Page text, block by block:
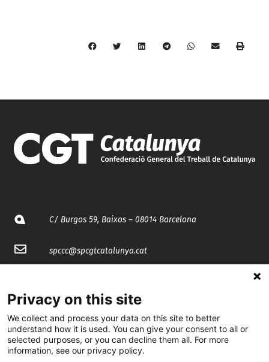
C/ Burgos 59, Baixos – 08014 Barcelona
spccc@spcgtcatalunya.cat
@CGTCatalunya
cgtcatalunya
Privacy on this site
We collect and process your data on this site to better
understand how it is used. You can give your consent to all or
selected purposes, or you can decline them all. For more
information, see our privacy policy.